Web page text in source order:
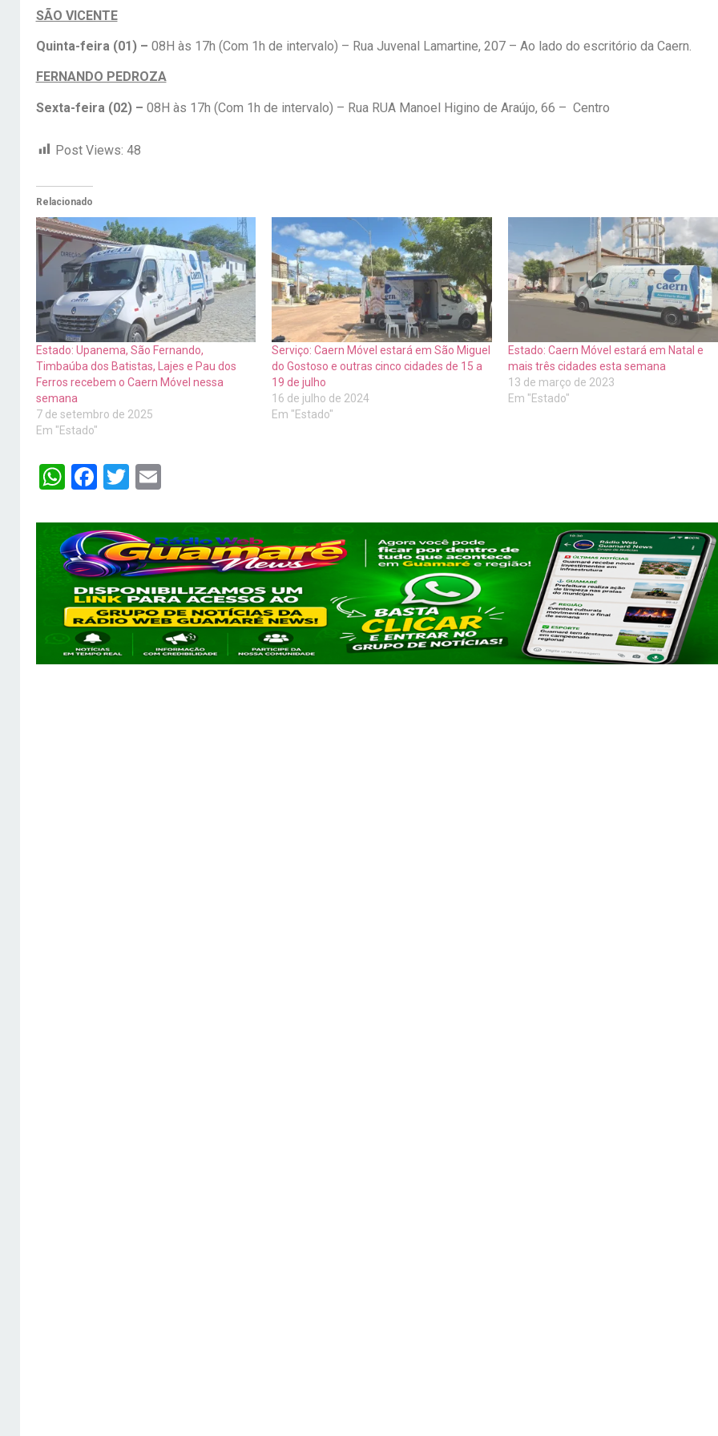
SÃO VICENTE
Quinta-feira (01) – 08H às 17h (Com 1h de intervalo) – Rua Juvenal Lamartine, 207 – Ao lado do escritório da Caern.
FERNANDO PEDROZA
Sexta-feira (02) – 08H às 17h (Com 1h de intervalo) – Rua RUA Manoel Higino de Araújo, 66 – Centro
Post Views: 48
Relacionado
Estado: Upanema, São Fernando,
Timbaúba dos Batistas, Lajes e Pau dos
Ferros recebem o Caern Móvel nessa
semana
7 de setembro de 2025
Em "Estado"
Serviço: Caern Móvel estará em São Miguel
do Gostoso e outras cinco cidades de 15 a
19 de julho
16 de julho de 2024
Em "Estado"
Estado: Caern Móvel estará em Natal e
mais três cidades esta semana
13 de março de 2023
Em "Estado"
WhatsApp
Facebook
Twitter